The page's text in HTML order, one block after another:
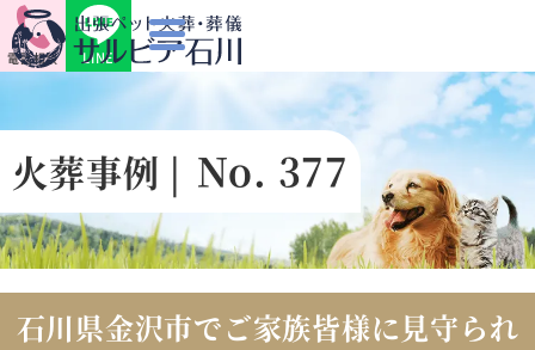
電話相談 LINE
火葬事例 | No. 377
石川県金沢市でご家族皆様に見守られ